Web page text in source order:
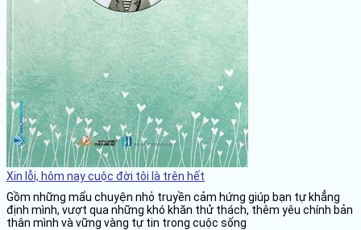
Xin lỗi, hôm nay cuộc đời tôi là trên hết
Gồm những mẩu chuyện nhỏ truyền cảm hứng giúp bạn tự khẳng
định mình, vượt qua những khó khăn thử thách, thêm yêu chính bản
thân mình và vững vàng tự tin trong cuộc sống